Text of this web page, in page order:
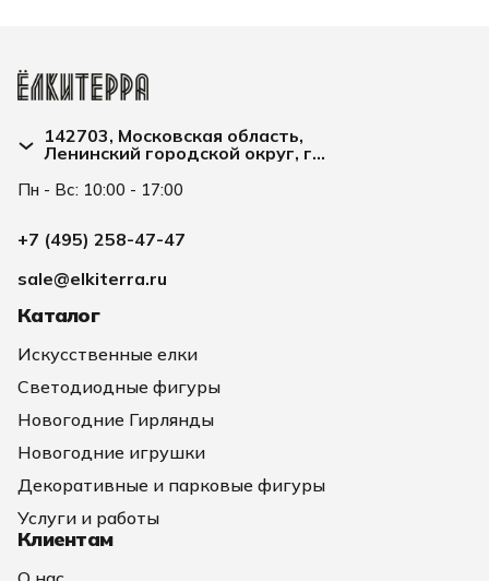
142703, Московская область,
Ленинский городской округ, г
Пн - Вс: 10:00 - 17:00
+7 (495) 258-47-47
sale@elkiterra.ru
Каталог
Искусственные елки
Светодиодные фигуры
Новогодние Гирлянды
Новогодние игрушки
Декоративные и парковые фигуры
Услуги и работы
Клиентам